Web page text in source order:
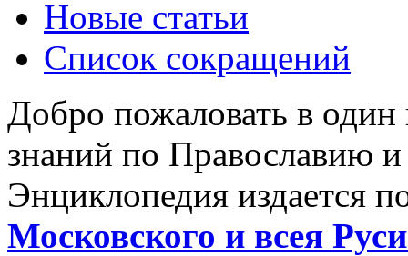
Новые статьи
Список сокращений
Добро пожаловать в
знаний по Православию
Энциклопедия издается
Московского и всея